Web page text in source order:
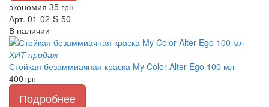
экономия 35 грн
Арт. 01-02-S-50
В наличии
ХИТ продаж
Стойкая безаммиачная краска My Color Alter Ego 100 мл
400 грн
Подробнее